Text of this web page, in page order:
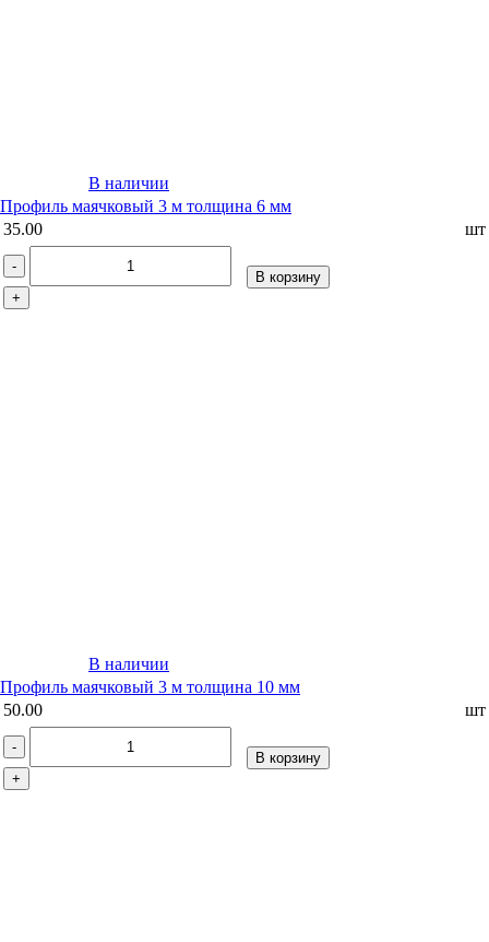
В наличии
Профиль маячковый 3 м толщина 6 мм
35.00
шт
-
+
В корзину
В наличии
Профиль маячковый 3 м толщина 10 мм
50.00
шт
-
+
В корзину